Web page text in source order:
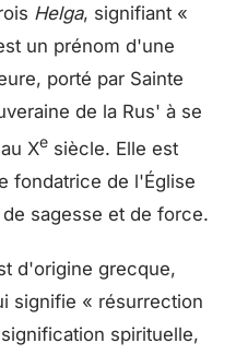
Helga, signifiant «
un prénom d'une
porté par Sainte
de la Rus' à se
Xe siècle. Elle est
fondatrice de l'Église
sagesse et de force.
d'origine grecque,
signifie « résurrection
spirituelle,